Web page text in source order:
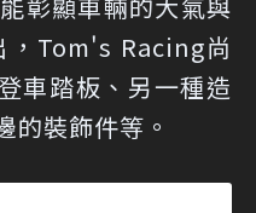
Tom's Racing尚
車踏板、另一種造
的裝飾件等。